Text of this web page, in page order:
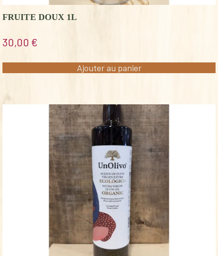
FRUITE DOUX 1L
30,00 €
Ajouter au panier